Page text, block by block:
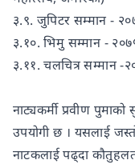
३.९. जुपिटर सम्मान -
३.१०. भिमु सम्मान -
३.११. चलचित्र सम्मान -
नाट्यकर्मी प्रवीण
उपयोगी छ । यसलाई
नाटकलाई पढ्दा